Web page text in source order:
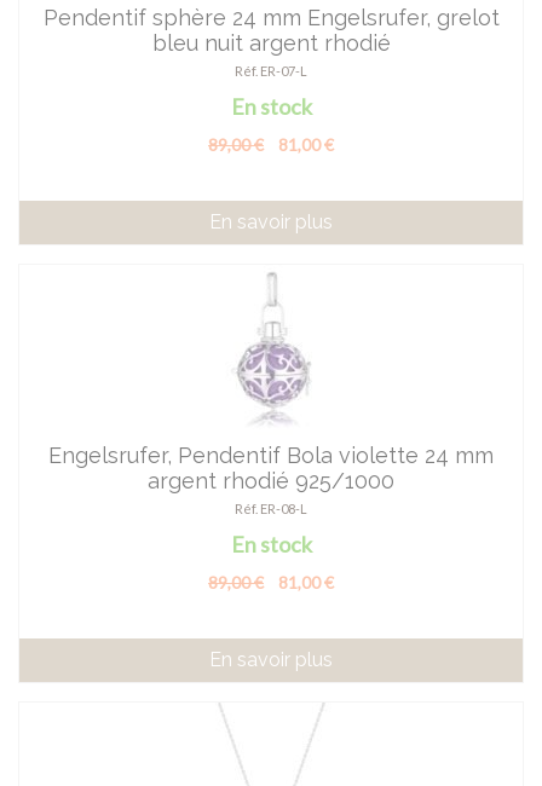
Pendentif sphère 24 mm Engelsrufer, grelot
bleu nuit argent rhodié
Réf. ER-07-L
En stock
89,00 € 81,00 €
En savoir plus
Engelsrufer, Pendentif Bola violette 24 mm
argent rhodié 925/1000
Réf. ER-08-L
En stock
89,00 € 81,00 €
En savoir plus